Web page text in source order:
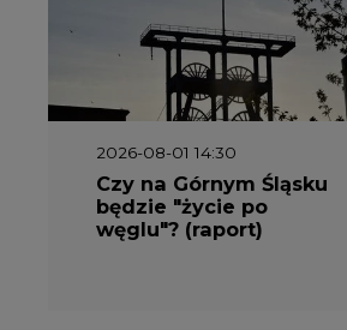
2026-08-01 14:30
Czy na Górnym Śląsku
będzie "życie po
węglu"? (raport)